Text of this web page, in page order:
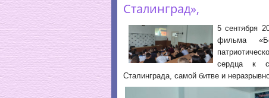
Сталинград»,
5 сентября
фильма
сердца к
Сталинграда, самой битве и